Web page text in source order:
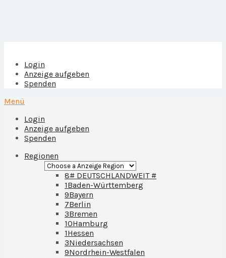
Login
Anzeige aufgeben
Spenden
Menü
Login
Anzeige aufgeben
Spenden
Regionen
8# DEUTSCHLANDWEIT #
1Baden-Württemberg
9Bayern
7Berlin
3Bremen
10Hamburg
1Hessen
3Niedersachsen
9Nordrhein-Westfalen